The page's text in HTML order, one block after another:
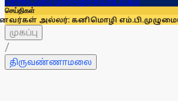
செய்திகள்
கனிமொழி எம்.பி.முழுமையான
முகப்பு
/
திருவண்ணாமலை